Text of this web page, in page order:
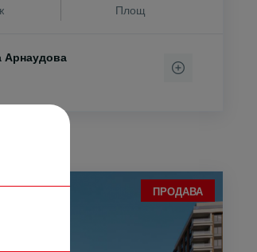
Площ
Арнаудова
ПРОДАВА